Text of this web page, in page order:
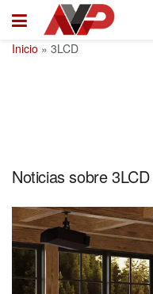
Inicio » 3LCD
Noticias sobre 3LCD